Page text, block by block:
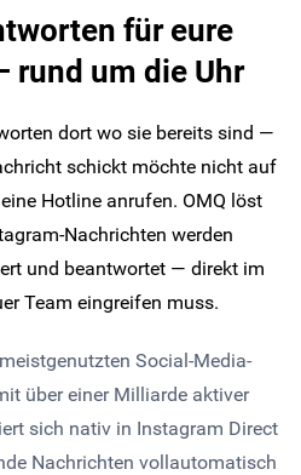
für eure
rund um die Uhr
dort wo sie bereits sind —
schickt möchte nicht auf
Hotline anrufen. OMQ löst
Nachrichten werden
und beantwortet — direkt im
Team eingreifen muss.
Social-Media-
über einer Milliarde aktiver
sich nativ in Instagram Direct
Nachrichten vollautomatisch